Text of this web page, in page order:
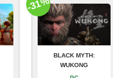
BLACK MYTH:
WUKONG
-31%